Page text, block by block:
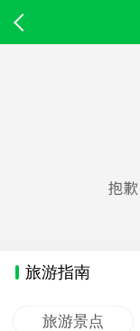
旅游指南
旅游景点